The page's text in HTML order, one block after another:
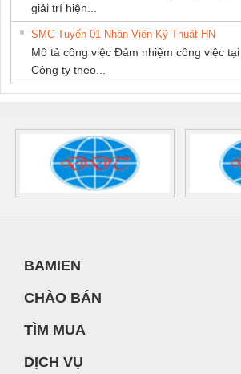
giải trí hiện...
SMC Tuyển 01 Nhân Viên Kỹ Thuật-HN
Mô tả công việc Đảm nhiệm công việc
Công ty theo...
BAMIEN
CHÀO BÁN
TÌM MUA
DỊCH VỤ